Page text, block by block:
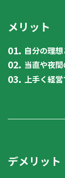
メリット
自分の理
当直や夜
上手く経
デメリット